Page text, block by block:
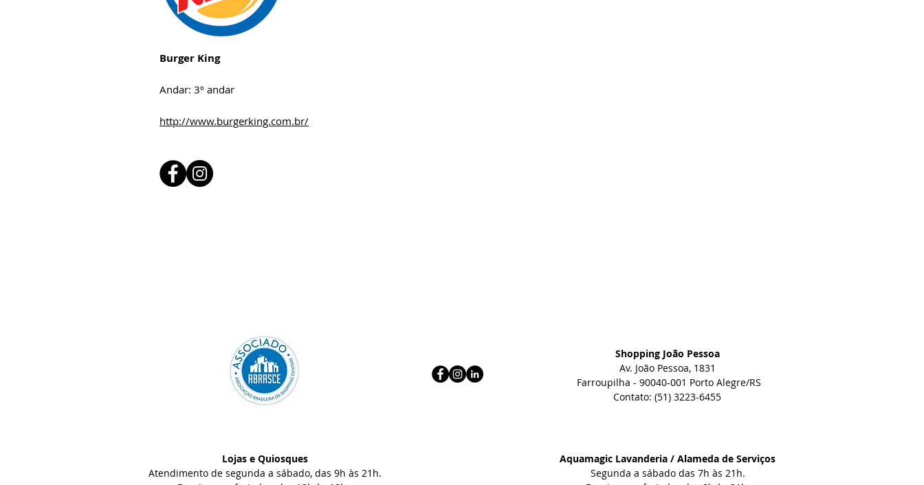
Burger King
Andar: 3º andar
http://www.burgerking.com.br/
Lojas e Quiosques
Atendimento de segunda a sábado, das 9h às 21h.
Shopping João Pessoa
Av. João Pessoa, 1831
Farroupilha - 90040-001 Porto Alegre/RS
Contato: (51) 3223-6455
Aquamagic Lavanderia / Alameda de Serviços
Segunda a sábado das 7h às 21h.